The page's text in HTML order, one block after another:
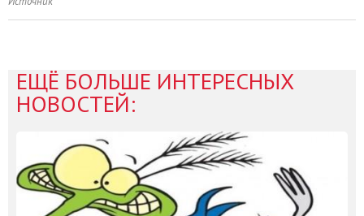
ЕЩЁ БОЛЬШЕ ИНТЕРЕСНЫХ
НОВОСТЕЙ: